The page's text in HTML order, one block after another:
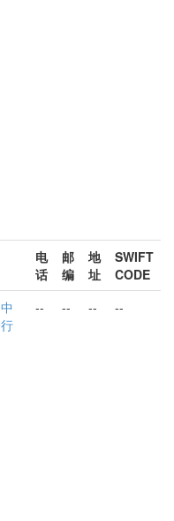
电
话
邮
编
地
址
SWIFT
CODE
-- -- -- --